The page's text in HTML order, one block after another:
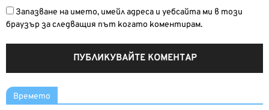
Запазване на името, имейл адреса и уебсайта ми в този
браузър за следващия път когато коментирам.
Времето